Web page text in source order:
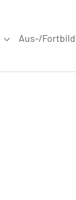
Submenu for
Aus-/